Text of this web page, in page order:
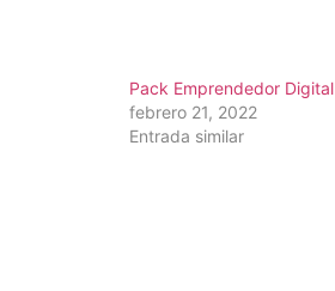
Pack Emprendedor Digital
febrero 21, 2022
Entrada similar